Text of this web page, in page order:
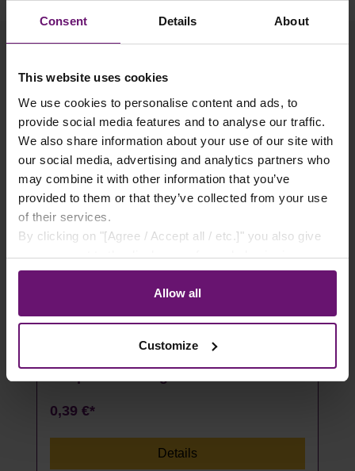
Consent Details About
This website uses cookies
We use cookies to personalise content and ads, to
provide social media features and to analyse our traffic.
We also share information about your use of our site with
our social media, advertising and analytics partners who
may combine it with other information that you’ve
provided to them or that they’ve collected from your use
of their services.
By clicking on "[Agree / Accept all / etc.]" you also give
your consent to the disclosure of your behavior in our
store to our partner, shopware AG (Ebbinghoff 10, 48624
Schöppingen, Germany), which cannot assign this data
to you personally, but may process it for its own
Allow all
Customize
Produktgalerie überspringen
Passendes Zubehör
0,39 €*
Details